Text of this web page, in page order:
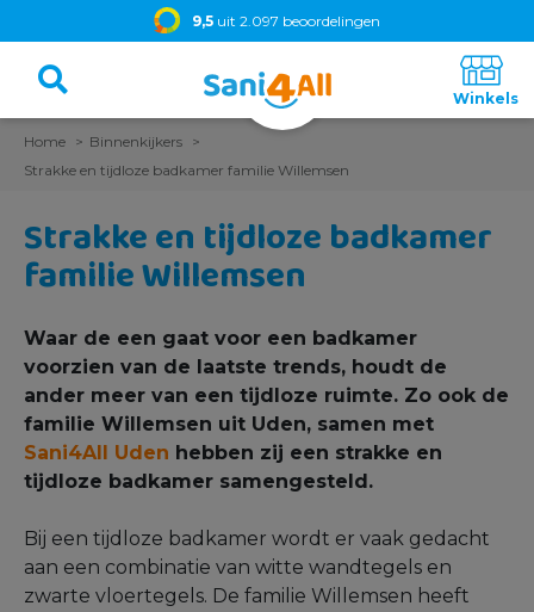
9,5 uit 2.097 beoordelingen
Home
Binnenkijkers
Strakke en tijdloze badkamer familie Willemsen
Strakke en tijdloze badkamer
familie Willemsen
Waar de een gaat voor een badkamer
voorzien van de laatste trends, houdt de
ander meer van een tijdloze ruimte. Zo ook de
familie Willemsen uit Uden, samen met
Sani4All Uden hebben zij een strakke en
tijdloze badkamer samengesteld.
Bij een tijdloze badkamer wordt er vaak gedacht
aan een combinatie van witte wandtegels en
zwarte vloertegels. De familie Willemsen heeft